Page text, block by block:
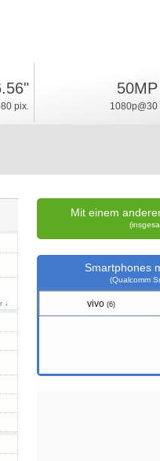
pix.
50MP
1080p@30
↓
Mit einem
Smartphones
(Qualcomm
vivo(6)